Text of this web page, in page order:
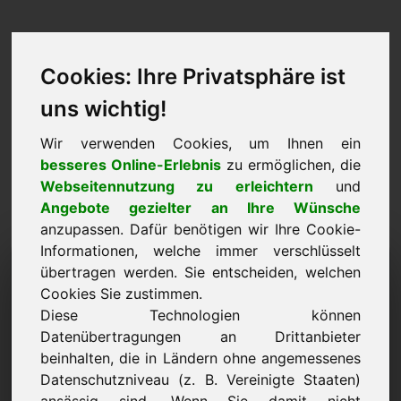
Cookies: Ihre Privatsphäre ist
uns wichtig!
Wir verwenden Cookies, um Ihnen ein
besseres Online-Erlebnis zu ermöglichen, die
Webseitennutzung zu erleichtern und
Angebote gezielter an Ihre Wünsche
anzupassen. Dafür benötigen wir Ihre Cookie-
Informationen, welche immer verschlüsselt
übertragen werden. Sie entscheiden, welchen
Cookies Sie zustimmen.
Diese Technologien können
Datenübertragungen an Drittanbieter
beinhalten, die in Ländern ohne angemessenes
Datenschutzniveau (z. B. Vereinigte Staaten)
Preisvorschlag: play.at
Ich möchte einen Preisvorschlag für die Domain
play.at unterbreiten.
Name, Firma